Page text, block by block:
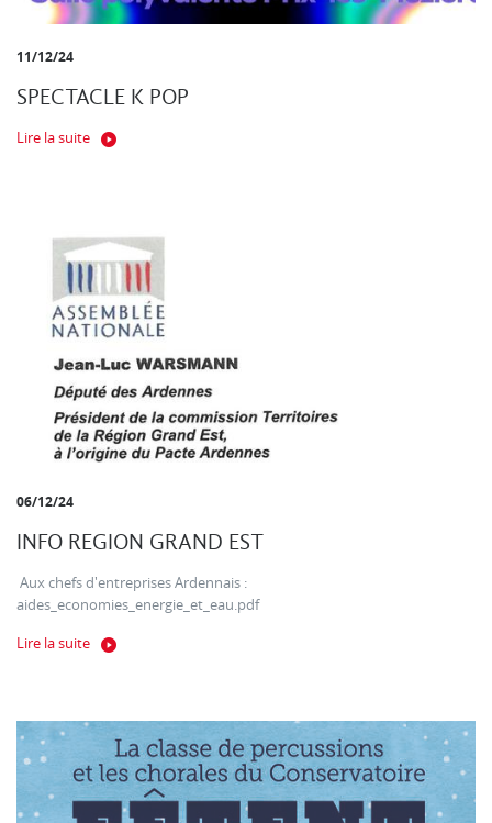
11/12/24
SPECTACLE K POP
Lire la suite
06/12/24
INFO REGION GRAND EST
Aux chefs d'entreprises Ardennais :
aides_economies_energie_et_eau.pdf
Lire la suite